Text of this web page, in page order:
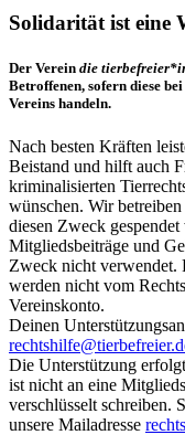
Solidarität ist eine
Der Verein die
Betroffenen, sofern diese
Vereins handeln.
Nach besten Kräften
Beistand und hilft auch
kriminalisierten
wünschen. Wir
diesen Zweck
Mitgliedsbeiträge und
Zweck nicht verwendet.
werden nicht vom
Vereinskonto.
Deinen
Die Unterstützung
ist nicht an eine
verschlüsselt schreiben.
unsere Mailadresse